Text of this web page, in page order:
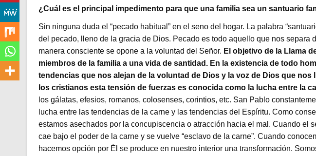
¿Cuál es el principal impedimento para que una familia sea un santuario
Sin ninguna duda el “pecado habitual” en el seno del hogar. La palabra
del pecado, lleno de la gracia de Dios. Pecado es todo aquello que nos separa
manera consciente se opone a la voluntad del Señor. El objetivo de la Llama
miembros de la familia a una vida de santidad. En la existencia de todo
tendencias que nos alejan de la voluntad de Dios y la voz de Dios que nos
los cristianos esta tensión de fuerzas es conocida como la lucha entre la
los gálatas, efesios, romanos, colosenses, corintios, etc. San Pablo
lucha entre las tendencias de la carne y las tendencias del Espíritu. Como
estamos asechados por la concupiscencia o atracción hacia el mal. Cuando el
cae bajo el poder de la carne y se vuelve “esclavo de la carne”. Cuando
hacemos opción por Él se produce en nuestro interior una transformación.